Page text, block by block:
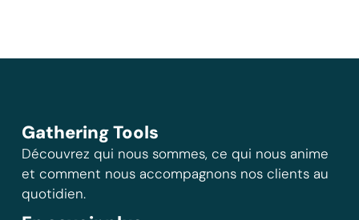
Gathering Tools
Découvrez qui nous sommes, ce qui nous anime
et comment nous accompagnons nos clients au
quotidien.